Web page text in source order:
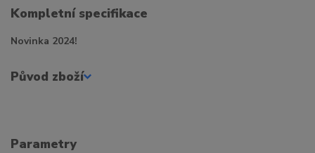
Kompletní specifikace
Novinka 2024!
Původ zboží
Parametry